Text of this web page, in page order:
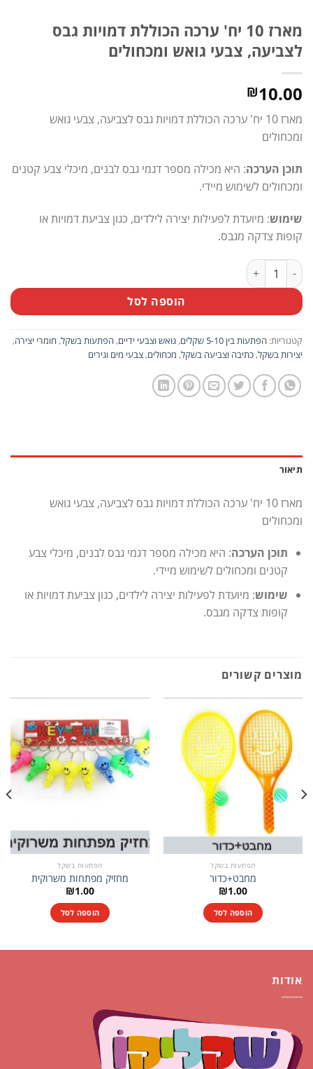
מארז 10 יח' ערכה הכוללת דמויות גבס
לצביעה, צבעי גואש ומכחולים
₪10.00
מארז 10 יח' ערכה הכוללת דמויות גבס לצביעה, צבעי גואש
ומכחולים
תוכן הערכה: היא מכילה מספר דגמי גבס לבנים, מיכלי צבע קטנים
ומכחולים לשימוש מיידי.
שימוש: מיועדת לפעילות יצירה לילדים, כגון צביעת דמויות או
קופות צדקה מגבס.
כמות של מארז 10 יח' ערכה הכוללת דמויות גבס לצביעה, צבעי גואש ומכחולים
הוספה לסל
קטגוריות: הפתעות בין 5-10 שקלים , גואש וצבעי ידיים, הפתעות בשקל, חומרי יצירה,
יצירות בשקל, כתיבה וצביעה בשקל, מכחולים, צבעי מים וגירים
תיאור
מארז 10 יח' ערכה הכוללת דמויות גבס לצביעה, צבעי גואש
ומכחולים
תוכן הערכה: היא מכילה מספר דגמי גבס לבנים, מיכלי צבע
קטנים ומכחולים לשימוש מיידי.
שימוש: מיועדת לפעילות יצירה לילדים, כגון צביעת דמויות או
קופות צדקה מגבס.
מוצרים קשורים
הפתעות בשקל
מחבט+כדור
₪1.00
הוספה לסל
הפתעות בשקל
מחזיק מפתחות משרוקית
₪1.00
הוספה לסל
אודות